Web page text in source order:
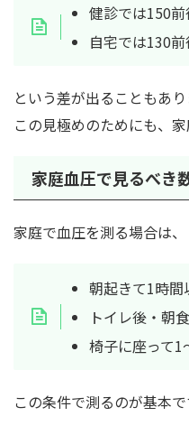
健診では150
自宅では130
という差が出ることもあり
この見極めのためにも、
家庭血圧で見るべき
家庭で血圧を測る場合は、
朝起きて1時間
トイレ後・朝
椅子に座って1
この条件で測るのが基本で